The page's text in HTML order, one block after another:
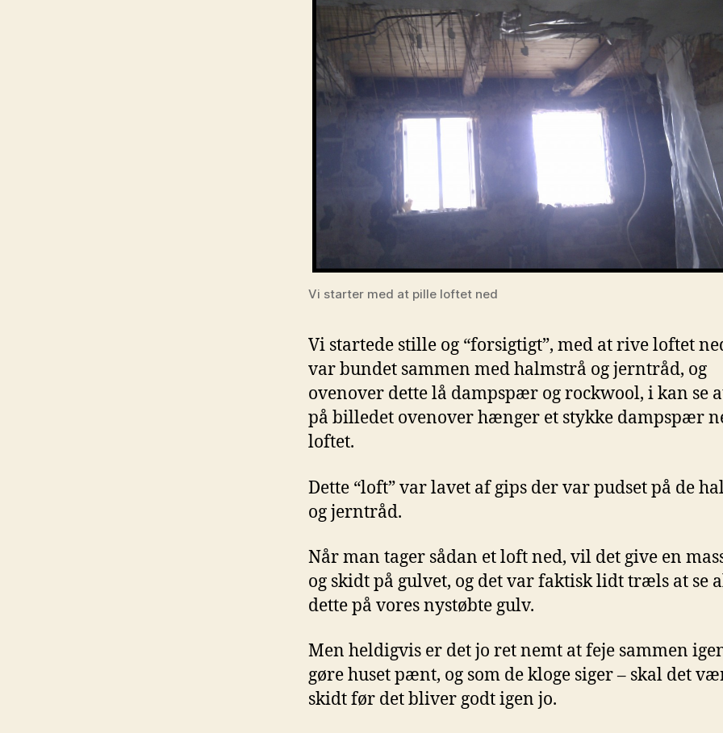
Vi starter med at pille loftet ned
Vi startede stille og “forsigtigt”, med at rive loftet
var bundet sammen med halmstrå og jerntråd, og
ovenover dette lå dampspær og rockwool, i kan se
på billedet ovenover hænger et stykke dampspær
loftet.
Dette “loft” var lavet af gips der var pudset på de
og jerntråd.
Når man tager sådan et loft ned, vil det give en
og skidt på gulvet, og det var faktisk lidt træls at se
dette på vores nystøbte gulv.
Men heldigvis er det jo ret nemt at feje sammen
gøre huset pænt, og som de kloge siger – skal det
skidt før det bliver godt igen jo.